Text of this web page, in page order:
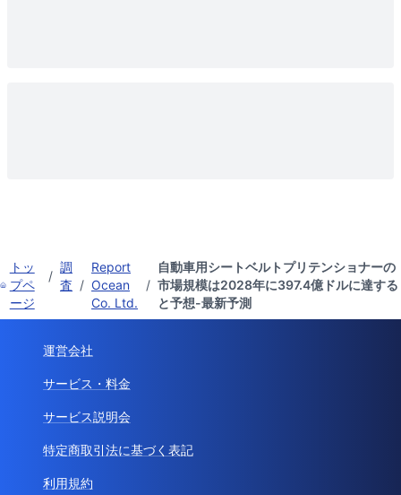
トッ
プペ
ージ
/
調
査 /
Report
Ocean
Co. Ltd.
/
自動車用シートベルトプリテンショナーの
市場規模は2028年に397.4億ドルに達する
と予想-最新予測
運営会社
サービス・料金
サービス説明会
特定商取引法に基づく表記
利用規約